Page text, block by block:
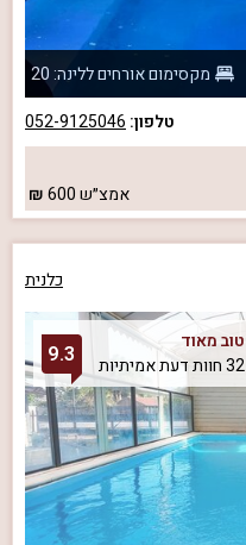
מקסימום אורחים ללינה: 20
טלפון: 052-9125046
אמצ״ש600
כלנית
טוב מאוד
32 חוות דעת אמיתיות
9.3